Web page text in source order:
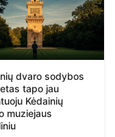
dvaro sodybos
tapo jau
Kėdainių
muziejaus